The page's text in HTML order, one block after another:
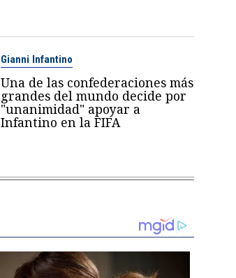
Gianni Infantino
Una de las confederaciones más
grandes del mundo decide por
"unanimidad" apoyar a
Infantino en la FIFA